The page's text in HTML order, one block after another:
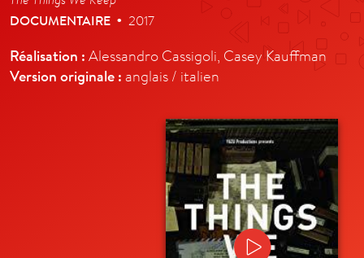
DOCUMENTAIRE • 2017
Réalisation : Alessandro Cassigoli, Casey Kauffman
Version originale : anglais / italien